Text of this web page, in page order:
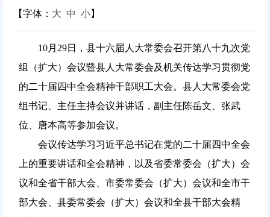
【字体： 大 中 小】
10月29日，县十六届人大常委会召开第八十九次党
组（扩大）会议暨县人大常委会及机关传达学习贯彻党
的二十届四中全会精神干部职工大会。县人大常委会党
组书记、主任主持会议并讲话，副主任陈岳文、张武
位、唐本高等参加会议。
会议传达学习习近平总书记在党的二十届四中全会
上的重要讲话和全会精神，以及省委常委会（扩大）会
议和全省干部大会、市委常委会（扩大）会议和全市干
部大会、县委常委会（扩大）会议和全县干部大会精